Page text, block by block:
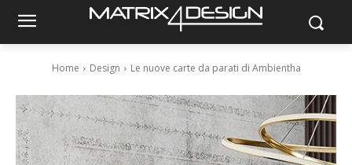
Home Design Le nuove carte da parati di Ambientha